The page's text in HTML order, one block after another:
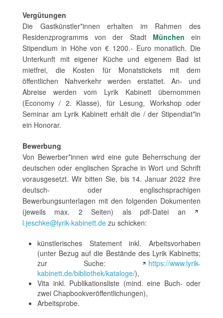
Vergütungen
Die Gastkünstler*innen erhalten im Rahmen des
Residenzprogramms von der Stadt München ein
Stipendium in Höhe von € 1200.- Euro monatlich. Die
Unterkunft mit eigener Küche und eigenem Bad ist
mietfrei, die Kosten für Monatstickets mit dem
öffentlichen Nahverkehr werden erstattet. An- und
Abreise werden vom Lyrik Kabinett übernommen
(Economy / 2. Klasse), für Lesung, Workshop oder
Seminar am Lyrik Kabinett erhält die / der Stipendiat*in
ein Honorar.
Bewerbung
Von Bewerber*innen wird eine gute Beherrschung der
deutschen oder englischen Sprache in Wort und Schrift
vorausgesetzt. Wir bitten Sie, bis 14. Januar 2022 ihre
deutsch- oder englischsprachigen
Bewerbungsunterlagen mit den folgenden Dokumenten
(jeweils max. 2 Seiten) als pdf-Datei an
l.jeschke@lyrik-kabinett.de zu schicken:
künstlerisches Statement inkl. Arbeitsvorhaben
(unter Bezug auf die Bestände des Lyrik Kabinetts;
zur Suche:
https://www.lyrik-
kabinett.de/bibliothek/kataloge/),
Vita inkl. Publikationsliste (mind. eine Buch- oder
zwei Chapbookveröffentlichungen),
Arbeitsprobe.